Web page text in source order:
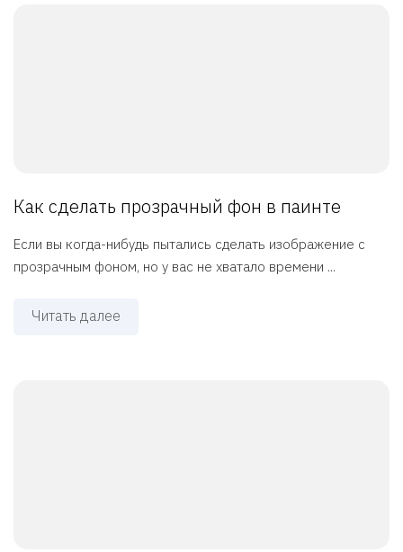
Как сделать прозрачный фон в паинте
Если вы когда-нибудь пытались сделать изображение с
прозрачным фоном, но у вас не хватало времени ...
Читать далее